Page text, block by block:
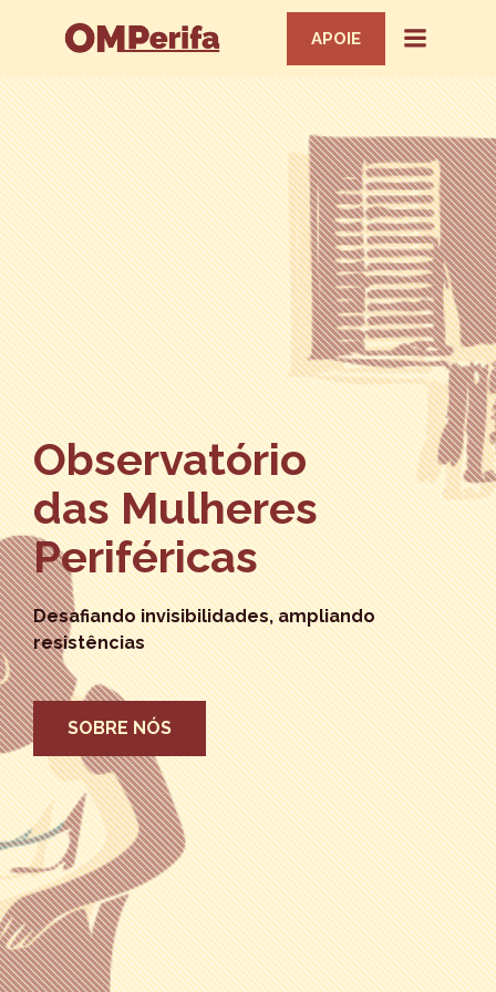
APOIE
Observatório
das Mulheres
Periféricas
Desafiando invisibilidades, ampliando
resistências
SOBRE NÓS